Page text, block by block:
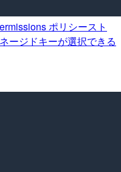
ポリシースト
ージドキーが選択できる